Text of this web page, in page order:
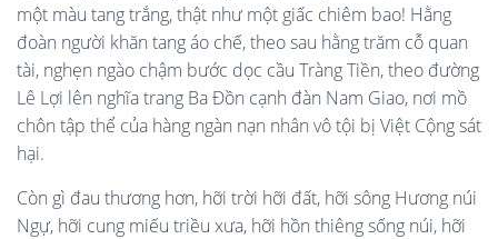
một màu tang trắng, thật như một giấc chiêm bao! Hằng
đoàn người khăn tang áo chế, theo sau hằng trăm cỗ quan
tài, nghẹn ngào chậm bước dọc cầu Tràng Tiền, theo đường
Lê Lợi lên nghĩa trang Ba Đồn cạnh đàn Nam Giao, nơi mồ
chôn tập thể của hàng ngàn nạn nhân vô tội bị Việt Cộng sát
hại.
Còn gì đau thương hơn, hỡi trời hỡi đất, hỡi sông Hương núi
Ngự, hỡi cung miếu triều xưa, hỡi hồn thiêng sống núi, hỡi